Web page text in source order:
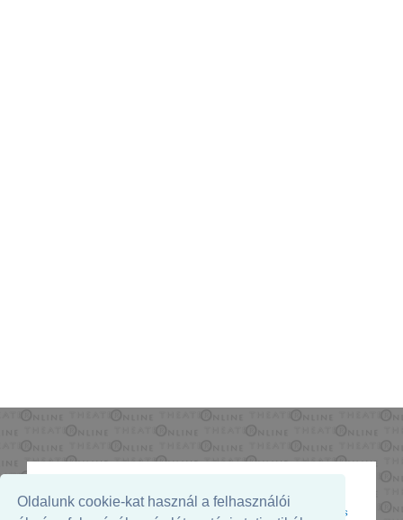
Oldalunk cookie-kat használ a felhasználói
Az oldal megjelenését támogatja: